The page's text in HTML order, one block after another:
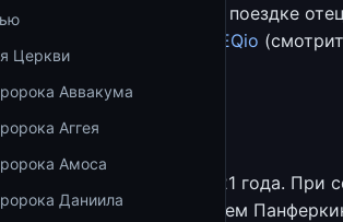
Церкви
Аввакума
Аггея
Амоса
Даниила
Впечатлениями об этой поездке
https://youtu.be/43xqYCkEQio
Константин Корепанов
Вадим Кунцендорф
создан 2 января 2021 года. При
сделанные Евгением